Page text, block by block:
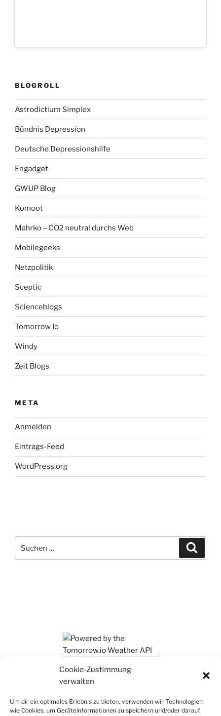
Cookie-Zustimmung
verwalten
Um dir ein optimales Erlebnis zu bieten, verwenden wir Technologien
wie Cookies, um Geräteinformationen zu speichern und/oder darauf
BLOGROLL
Astrodictium Simplex
Bündnis Depression
Deutsche Depressionshilfe
Engadget
GWUP Blog
Komoot
Mahrko – CO2 neutral durchs Web
Mobilegeeks
Netzpolitik
Sceptic
Scienceblogs
Tomorrow Io
Windy
Zeit Blogs
META
Anmelden
Eintrags-Feed
WordPress.org
nach: